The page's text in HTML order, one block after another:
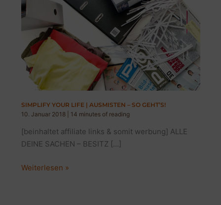
SIMPLIFY YOUR LIFE | AUSMISTEN – SO GEHT’S!
10. Januar 2018
14 minutes of reading
[beinhaltet affiliate links & somit werbung] ALLE
DEINE SACHEN – BESITZ […]
SIMPLIFY
Weiterlesen »